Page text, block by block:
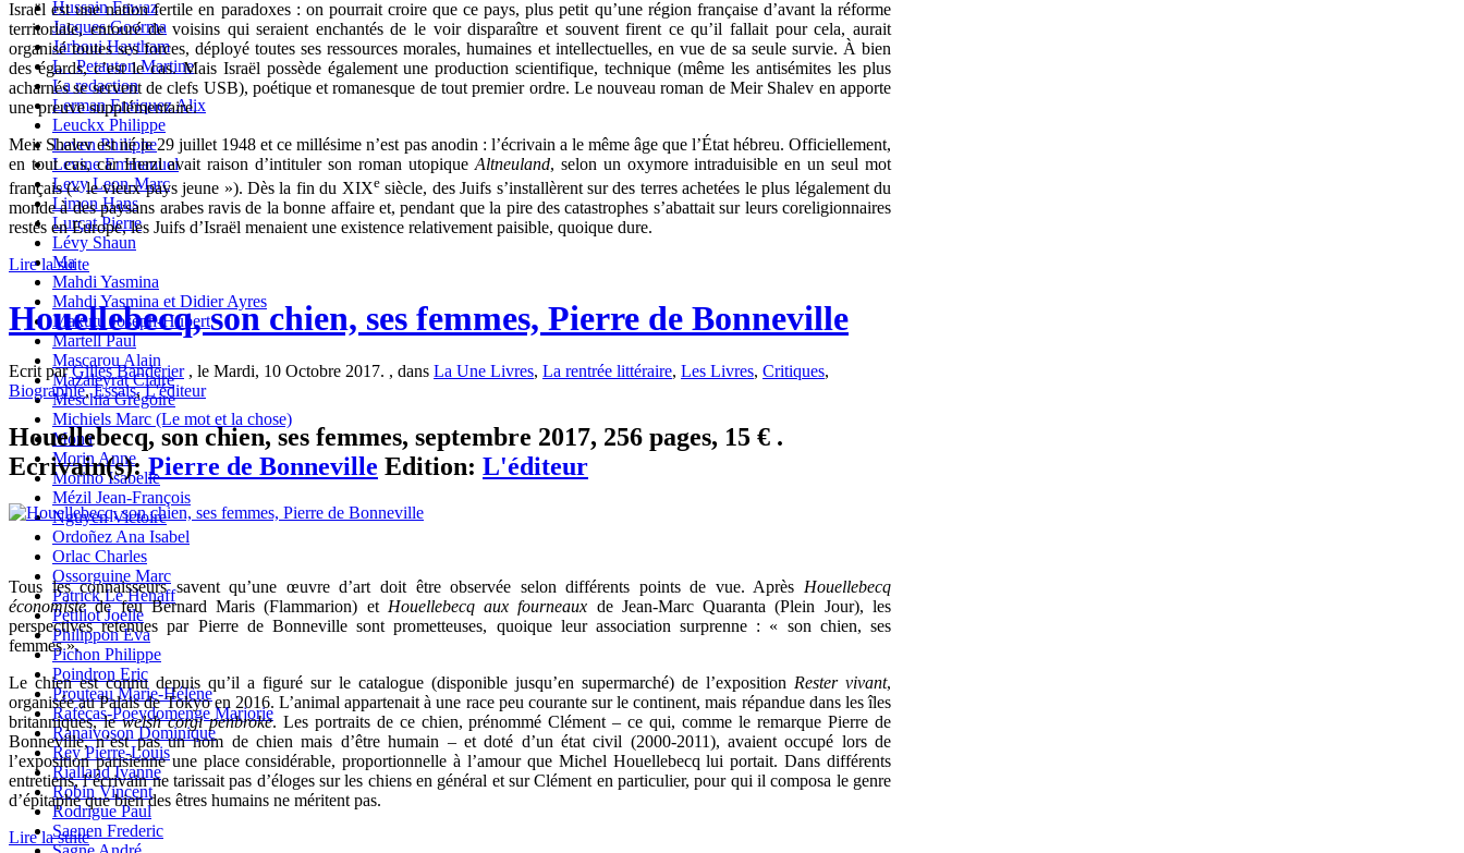
Hussain Fawaz
Jacques Goorma
Jarboui Haytham
L_ Petauton Martine
La redaction
Lerman Enriquez Alix
Leuckx Philippe
Leven Philippe
Levine Emmanuel
Levy Leon-Marc
Limon Hans
Lurçat Pierre
Lévy Shaun
Ma
Mahdi Yasmina
Mahdi Yasmina et Didier Ayres
Makutu Joseph-Hubert
Martell Paul
Mascarou Alain
Mazaleyrat Claire
Meschia Grégoire
Michiels Marc (Le mot et la chose)
Mona
Morin Anne
Morino Isabelle
Mézil Jean-François
Nguyen Victoire
Ordoñez Ana Isabel
Orlac Charles
Ossorguine Marc
Patrick Le Henaff
Petillot Joelle
Philippon Eva
Pichon Philippe
Poindron Eric
Prouteau Marie-Hélène
Rafécas-Poeydomenge Marjorie
Ranaivoson Dominique
Rey Pierre-Louis
Rialland Ivanne
Robin Vincent
Rodrigue Paul
Saenen Frederic
Israël est une nation fertile en paradoxes : on pourrait croire que ce pays, plus petit qu’une région française d’avant la réforme
territoriale, entouré de voisins qui seraient enchantés de le voir disparaître et souvent firent ce qu’il fallait pour cela, aurait
organisé toutes ses forces, déployé toutes ses ressources morales, humaines et intellectuelles, en vue de sa seule survie. À bien
des égards, c’est le cas. Mais Israël possède également une production scientifique, technique (même les antisémites les plus
acharnés se servent de clefs USB), poétique et romanesque de tout premier ordre. Le nouveau roman de Meir Shalev en apporte
une preuve supplémentaire.
Meir Shalev est né le 29 juillet 1948 et ce millésime n’est pas anodin : l’écrivain a le même âge que l’État hébreu. Officiellement,
en tout cas, car Herzl avait raison d’intituler son roman utopique Altneuland, selon un oxymore intraduisible en un seul mot
français (« le vieux pays jeune »). Dès la fin du XIXesiècle, des Juifs s’installèrent sur des terres achetées le plus légalement du
monde à des paysans arabes ravis de la bonne affaire et, pendant que la pire des catastrophes s’abattait sur leurs coreligionnaires
restés en Europe, les Juifs d’Israël menaient une existence relativement paisible, quoique dure.
Lire la suite
Houellebecq, son chien, ses femmes, Pierre de Bonneville
Ecrit parGilles Banderier, le Mardi, 10 Octobre 2017. , dans La Une Livres, La rentrée littéraire, Les Livres, Critiques,
Biographie,Essais,L'éditeur
Houellebecq, son chien, ses femmes, septembre 2017, 256 pages, 15 € .
Ecrivain(s):Pierre de Bonneville Edition: L'éditeur
Tous les connaisseurs savent qu’une œuvre d’art doit être observée selon différents points de vue. Après Houellebecq
économistede feu Bernard Maris (Flammarion) et Houellebecq aux fourneaux de Jean-Marc Quaranta (Plein Jour), les
perspectives retenues par Pierre de Bonneville sont prometteuses, quoique leur association surprenne : « son chien, ses
femmes ».
Le chien est connu depuis qu’il a figuré sur le catalogue (disponible jusqu’en supermarché) de l’exposition Rester vivant,
organisée au Palais de Tokyo en 2016. L’animal appartenait à une race peu courante sur le continent, mais répandue dans les îles
britanniques, lewelsh corgi penbroke. Les portraits de ce chien, prénommé Clément – ce qui, comme le remarque Pierre de
Bonneville, n’est pas un nom de chien mais d’être humain – et doté d’un état civil (2000-2011), avaient occupé lors de
l’exposition parisienne une place considérable, proportionnelle à l’amour que Michel Houellebecq lui portait. Dans différents
entretiens, l’écrivain ne tarissait pas d’éloges sur les chiens en général et sur Clément en particulier, pour qui il composa le genre
d’épitaphe que bien des êtres humains ne méritent pas.
Lire la suite